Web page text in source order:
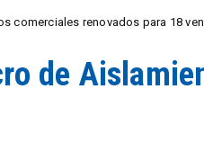
renovados para 18 vendedores
de